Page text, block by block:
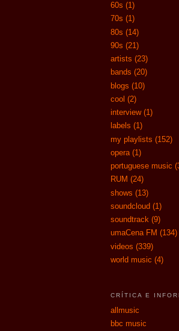
60s (1)
70s (1)
80s (14)
90s (21)
artists (23)
bands (20)
blogs (10)
cool (2)
interview (1)
labels (1)
my playlists (152)
opera (1)
portuguese music
RUM (24)
shows (13)
soundcloud (1)
soundtrack (9)
umaCena FM (134)
videos (339)
world music (4)
CRÍTICA E
allmusic
bbc music